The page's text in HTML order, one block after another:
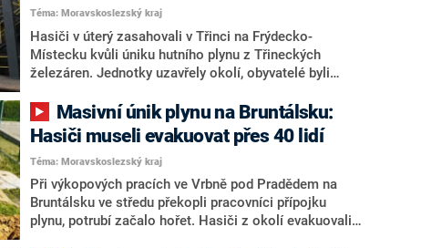
Téma: Moravskoslezský kraj
Hasiči v úterý zasahovali v Třinci na Frýdecko-
Místecku kvůli úniku hutního plynu z Třineckých
železáren. Jednotky uzavřely okolí, obyvatelé byli
Únik se ale podařilo po několika desítkách minut
zastavit a evakuace obyvatel nebyla nutná. Informaci
sdělil mluvčí hasičů Jakub Kozák.
Hasiči museli evakuovat přes 40 lidí
Téma: Moravskoslezský kraj
Při výkopových pracích ve Vrbně pod Pradědem na
Bruntálsku ve středu překopli pracovníci přípojku
plynu, potrubí začalo hořet. Hasiči z okolí evakuovali